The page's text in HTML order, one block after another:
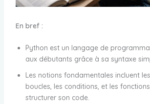
En bref :
Python est un langage de
aux débutants grâce à sa syntaxe
Les notions fondamentales incluent
boucles, les conditions, et les
structurer son code.